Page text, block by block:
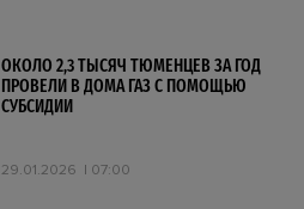
ОКОЛО 2,3 ТЫСЯЧ ТЮМЕНЦЕВ ЗА ГОД
ПРОВЕЛИ В ДОМА ГАЗ С ПОМОЩЬЮ
СУБСИДИИ
29.01.2026 07:00